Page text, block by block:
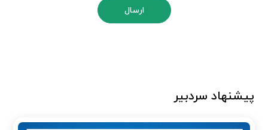
ارسال
پیشنهاد سردبیر